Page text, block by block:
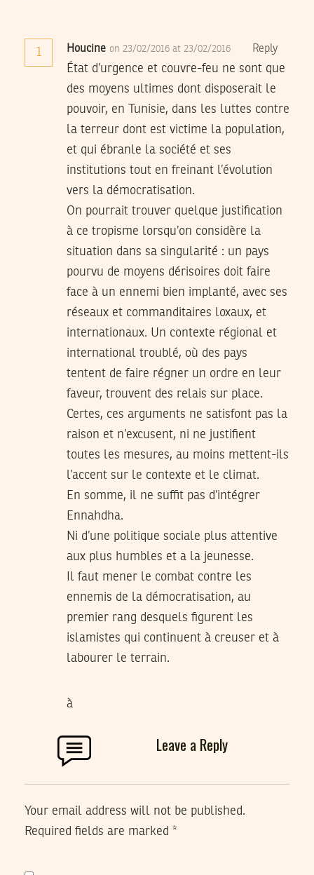
1 Houcine on 23/02/2016 at 23/02/2016 Reply
État d’urgence et couvre-feu ne sont que
des moyens ultimes dont disposerait le
pouvoir, en Tunisie, dans les luttes contre
la terreur dont est victime la population,
et qui ébranle la société et ses
institutions tout en freinant l’évolution
vers la démocratisation.
On pourrait trouver quelque justification
à ce tropisme lorsqu’on considère la
situation dans sa singularité : un pays
pourvu de moyens dérisoires doit faire
face à un ennemi bien implanté, avec ses
réseaux et commanditaires loxaux, et
internationaux. Un contexte régional et
international troublé, où des pays
tentent de faire régner un ordre en leur
faveur, trouvent des relais sur place.
Certes, ces arguments ne satisfont pas la
raison et n’excusent, ni ne justifient
toutes les mesures, au moins mettent-ils
l’accent sur le contexte et le climat.
En somme, il ne suffit pas d’intégrer
Ennahdha.
Ni d’une politique sociale plus attentive
aux plus humbles et a la jeunesse.
Il faut mener le combat contre les
ennemis de la démocratisation, au
premier rang desquels figurent les
islamistes qui continuent à creuser et à
labourer le terrain.
à
Leave a Reply
Your email address will not be published.
Required fields are marked *